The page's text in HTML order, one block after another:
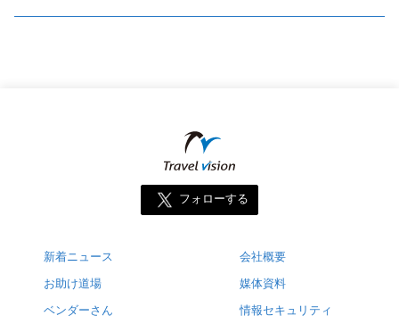
フォローする
新着ニュース
お助け道場
ベンダーさん
会社概要
媒体資料
情報セキュリティ